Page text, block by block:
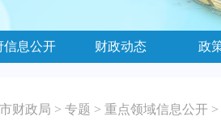
信息公开 财政动态 政
财政局 > 专题 > 重点领域信息公开 >